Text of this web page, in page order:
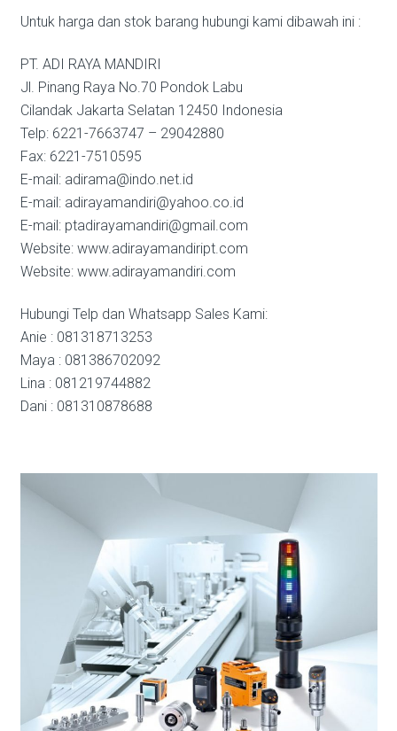
Untuk harga dan stok barang hubungi kami dibawah ini :
PT. ADI RAYA MANDIRI
Jl. Pinang Raya No.70 Pondok Labu
Cilandak Jakarta Selatan 12450 Indonesia
Telp: 6221-7663747 – 29042880
Fax: 6221-7510595
E-mail: adirama@indo.net.id
E-mail: adirayamandiri@yahoo.co.id
E-mail: ptadirayamandiri@gmail.com
Website: www.adirayamandiript.com
Website: www.adirayamandiri.com
Hubungi Telp dan Whatsapp Sales Kami:
Anie : 081318713253
Maya : 081386702092
Lina : 081219744882
Dani : 081310878688